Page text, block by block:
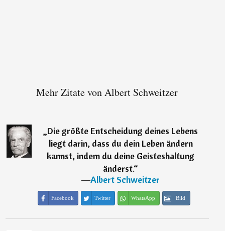
Mehr Zitate von Albert Schweitzer
„Die größte Entscheidung deines Lebens
liegt darin, dass du dein Leben ändern
kannst, indem du deine Geisteshaltung
änderst.“
―Albert Schweitzer
Facebook Twitter WhatsApp Bild